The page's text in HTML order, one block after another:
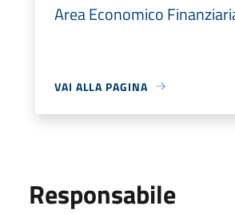
Area Economico
VAI ALLA PAGINA
Responsabile